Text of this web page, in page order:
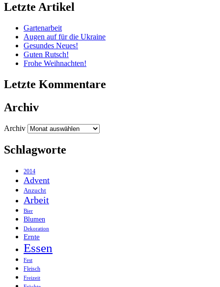
Letzte Artikel
Gartenarbeit
Augen auf für die Ukraine
Gesundes Neues!
Guten Rutsch!
Frohe Weihnachten!
Letzte Kommentare
Archiv
Archiv
Schlagworte
2014
Advent
Anzucht
Arbeit
Bier
Blumen
Dekoration
Ernte
Essen
Fest
Fleisch
Freizeit